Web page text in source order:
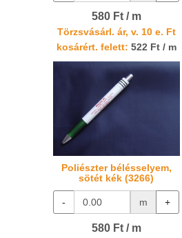
580 Ft / m
Törzsvásárl. ár, v. 10 e. Ft
kosárért. felett: 522 Ft / m
Poliészter bélésselyem,
sötét kék (3266)
- m +
580 Ft / m